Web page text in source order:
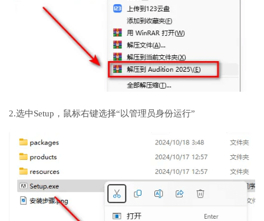
2.选中Setup，鼠标右键选择“以管理员身份运行”